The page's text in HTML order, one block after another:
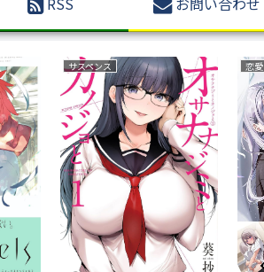
サスペンス 恋愛